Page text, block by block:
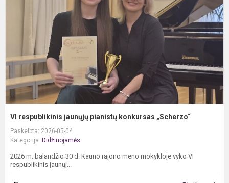
VI respublikinis jaunųjų pianistų konkursas „Scherzo“
Paskelbta: 2026-05-04
Kategorija: Didžiuojamės
2026 m. balandžio 30 d. Kauno rajono meno mokykloje vyko VI
respublikinis jaunųj...